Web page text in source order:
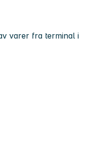
varer fra terminal i